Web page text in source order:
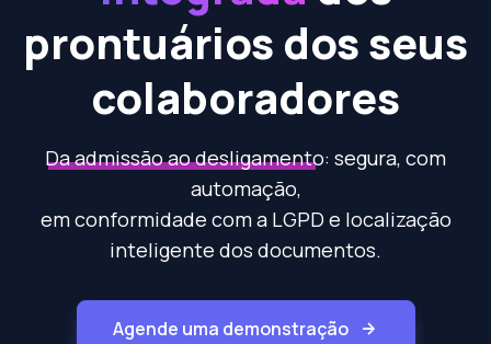
prontuários dos seus
colaboradores
Da admissão ao desligamento: segura, com
automação,
em conformidade com a LGPD e localização
inteligente dos documentos.
Agende uma demonstração